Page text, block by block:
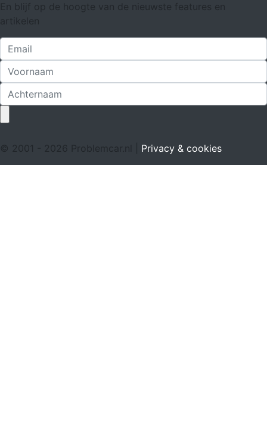
En blijf op de hoogte van de nieuwste features en
artikelen
© 2001 - 2026 Problemcar.nl | Privacy & cookies